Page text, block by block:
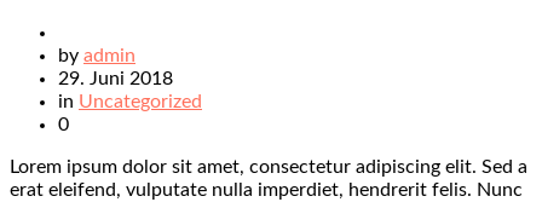
by admin
29. Juni 2018
in Uncategorized
0
Lorem ipsum dolor sit amet, consectetur adipiscing elit. Sed a
erat eleifend, vulputate nulla imperdiet, hendrerit felis. Nunc